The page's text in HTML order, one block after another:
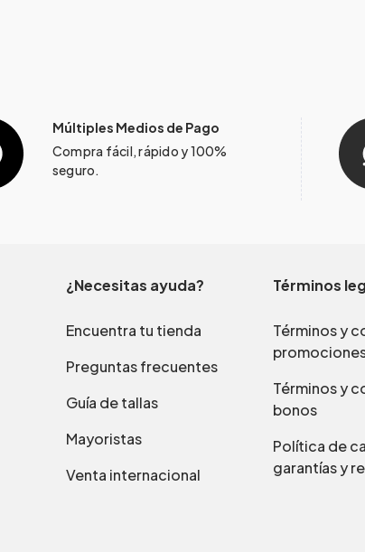
Múltiples Medios de Pago
Compra fácil, rápido y 100%
seguro.
¿Necesitas ayuda?
Encuentra tu tienda
Preguntas frecuentes
Guía de tallas
Mayoristas
Venta internacional
Términos
Términos y
Términos y
bonos
Política de
garantías y